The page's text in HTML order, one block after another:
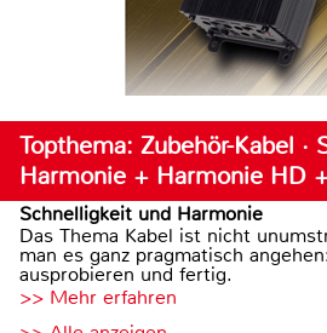
Topthema: Zubehör-Kabel ·
Harmonie + Harmonie HD
Schnelligkeit und Harmonie
Das Thema Kabel ist nicht
man es ganz pragmatisch
ausprobieren und fertig.
>> Mehr erfahren